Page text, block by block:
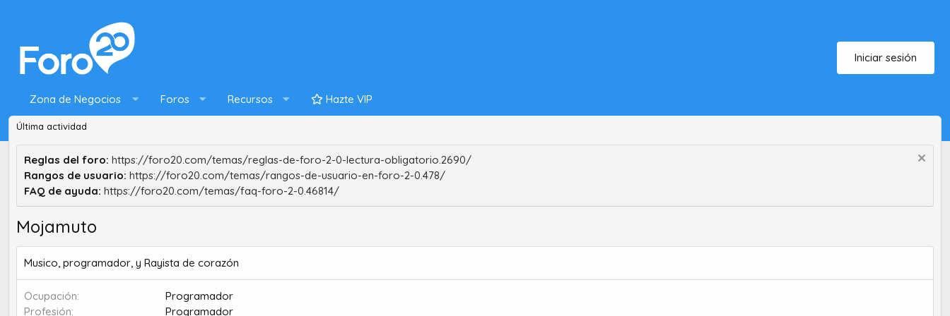
Iniciar sesión
Zona de Negocios Foros Recursos Hazte VIP
Última actividad
Reglas del foro: https://foro20.com/temas/reglas-de-foro-2-0-lectura-obligatorio.2690/
Rangos de usuario: https://foro20.com/temas/rangos-de-usuario-en-foro-2-0.478/
FAQ de ayuda: https://foro20.com/temas/faq-foro-2-0.46814/
Mojamuto
Musico, programador, y Rayista de corazón
Ocupación
Programador
Profesión
Programador